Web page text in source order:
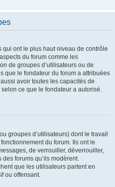
qui ont le plus haut niveau de contrôle
du forum comme les
de groupes d’utilisateurs ou de
que le fondateur du forum a attribuées
avoir toutes les capacités de
ce que le fondateur a autorisé.
groupes d’utilisateurs) dont le travail
du forum. Ils ont le
de verrouiller, déverrouiller,
forums qu’ils modèrent.
que les utilisateurs partent en
ou offensant.